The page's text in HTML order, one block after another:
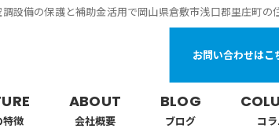
調設備の保護と補助金活用で岡山県倉敷市浅口郡里庄町の
お問い合わせはこ
特徴
ABOUT
会社概要
BLOG
ブログ コ